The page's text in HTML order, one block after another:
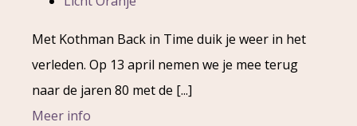
Met Kothman Back in Time duik je weer in het
verleden. Op 13 april nemen we je mee terug
naar de jaren 80 met de [...]
Meer info